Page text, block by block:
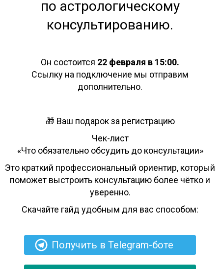
по астрологическому
консультированию.
Он состоится 22 февраля в 15:00.
Ссылку на подключение мы отправим
дополнительно.
🎁 Ваш подарок за регистрацию
Чек-лист
«Что обязательно обсудить до консультации»
Это краткий профессиональный ориентир, который
поможет выстроить консультацию более чётко и
уверенно.
Скачайте гайд удобным для вас способом:
Получить в Telegram-боте